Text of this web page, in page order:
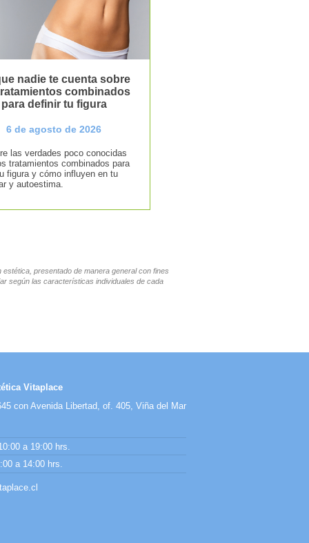
nadie te cuenta sobre
combinados
para definir tu figura
6 de agosto de 2026
las verdades poco conocidas
tratamientos combinados para
figura y cómo influyen en tu
y autoestima.
presentado de manera general con fines
según las características individuales de cada
Vitaplace
con Avenida Libertad, of. 405, Viña del Mar
a 19:00 hrs.
a 14:00 hrs.